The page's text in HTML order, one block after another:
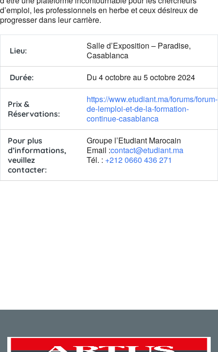
d’emploi, les professionnels en herbe et ceux désireux de
progresser dans leur carrière.
Lieu:
Salle d’Exposition – Paradise,
Casablanca
Durée: Du 4 octobre au 5 octobre 2024
Prix &
Réservations:
https://www.etudiant.ma/forums/forum-
de-lemploi-et-de-la-formation-
continue-casablanca
Pour plus
d’informations,
veuillez
contacter:
Groupe l’Etudiant Marocain
Email :contact@etudiant.ma
Tél. : +212 0660 436 271